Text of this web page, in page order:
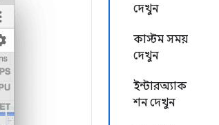
দেখুন
কাস্টম সময়
দেখুন
ইন্টারঅ্যাক
শন দেখুন